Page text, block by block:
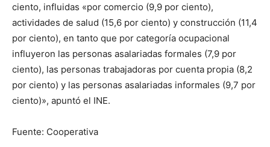
ciento, influidas «por comercio (9,9 por ciento),
actividades de salud (15,6 por ciento) y construcción (11,4
por ciento), en tanto que por categoría ocupacional
influyeron las personas asalariadas formales (7,9 por
ciento), las personas trabajadoras por cuenta propia (8,2
por ciento) y las personas asalariadas informales (9,7 por
ciento)», apuntó el INE.
Fuente: Cooperativa